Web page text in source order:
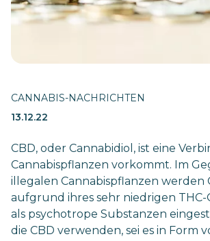
CANNABIS-NACHRICHTEN
13.12.22
CBD, oder Cannabidiol, ist eine
Cannabispflanzen vorkommt. Im
illegalen Cannabispflanzen werden
aufgrund ihres sehr niedrigen
als psychotrope Substanzen
die CBD verwenden, sei es in Form